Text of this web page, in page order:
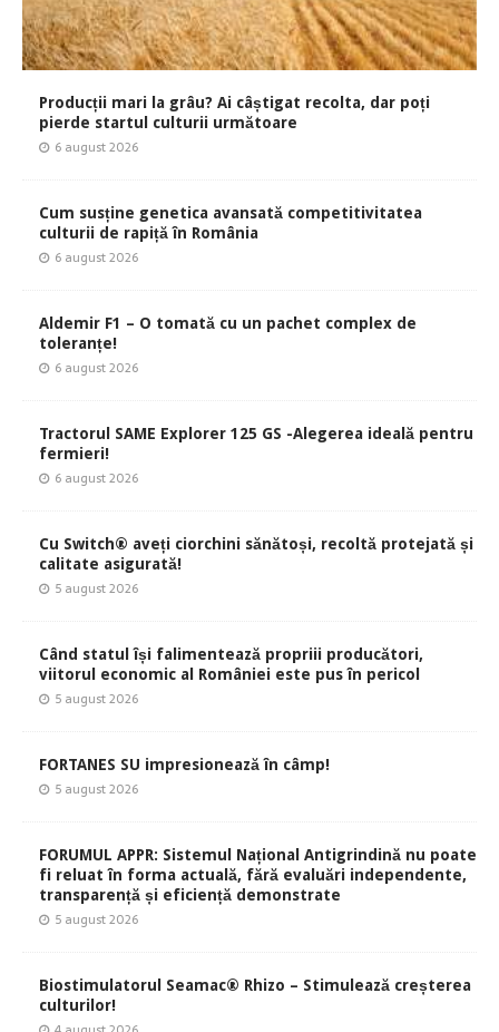
Producții mari la grâu? Ai câștigat recolta, dar poți
pierde startul culturii următoare
6 august 2026
Cum susține genetica avansată competitivitatea
culturii de rapiță în România
6 august 2026
Aldemir F1 – O tomată cu un pachet complex de
toleranțe!
6 august 2026
Tractorul SAME Explorer 125 GS -Alegerea ideală pentru
fermieri!
6 august 2026
Cu Switch® aveți ciorchini sănătoși, recoltă protejată și
calitate asigurată!
5 august 2026
Când statul își falimentează propriii producători,
viitorul economic al României este pus în pericol
5 august 2026
FORTANES SU impresionează în câmp!
5 august 2026
FORUMUL APPR: Sistemul Național Antigrindină nu poate
fi reluat în forma actuală, fără evaluări independente,
transparență și eficiență demonstrate
5 august 2026
Biostimulatorul Seamac® Rhizo – Stimulează creșterea
culturilor!